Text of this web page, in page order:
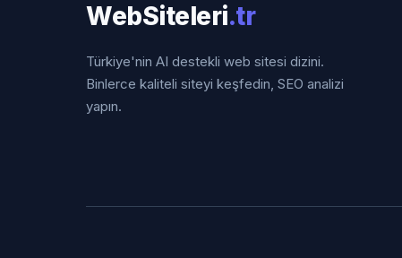
WebSiteleri.tr
Türkiye'nin AI destekli web sitesi dizini.
Binlerce kaliteli siteyi keşfedin, SEO analizi
yapın.